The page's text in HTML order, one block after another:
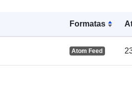
Formatas
Atom Feed